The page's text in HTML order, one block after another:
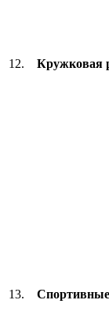
12. Кружковая
13.